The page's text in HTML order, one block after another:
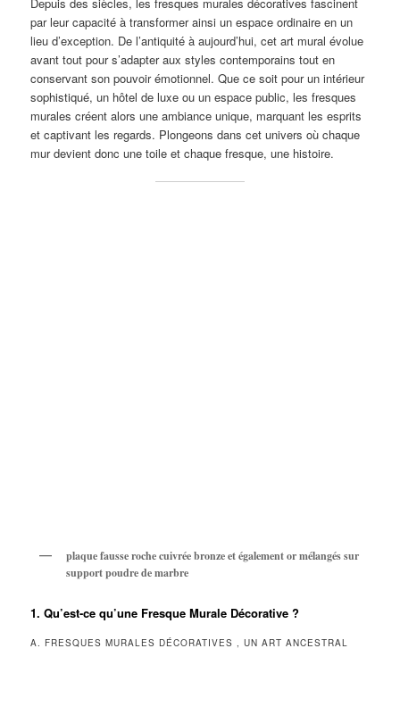
par leur capacité à transformer ainsi un espace ordinaire en un
lieu d’exception. De l’antiquité à aujourd’hui, cet art mural évolue
avant tout pour s’adapter aux styles contemporains tout en
conservant son pouvoir émotionnel. Que ce soit pour un intérieur
sophistiqué, un hôtel de luxe ou un espace public, les fresques
murales créent alors une ambiance unique, marquant les esprits
et captivant les regards. Plongeons dans cet univers où chaque
mur devient donc une toile et chaque fresque, une histoire.
plaque fausse roche cuivrée bronze et également or mélangés sur
support poudre de marbre
1. Qu’est-ce qu’une Fresque Murale Décorative ?
A. FRESQUES MURALES DÉCORATIVES , UN ART ANCESTRAL